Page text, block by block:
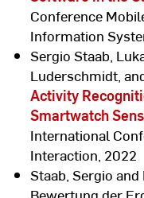
Conference
Information
Sergio Staab,
Luderschmidt,
Activity
Smartwatch
International
Interaction, 2022
Staab, Sergio